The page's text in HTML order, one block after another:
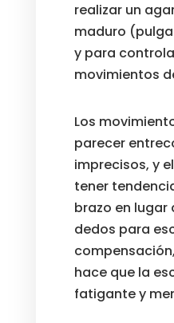
realizar un
maduro
y para
movimientos
Los
parecer
imprecisos, y
tener
brazo en lugar
dedos para
hace que la
fatigante y